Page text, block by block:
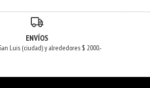
ENVÍOS
Luis (ciudad) y alrededores $ 2000.-